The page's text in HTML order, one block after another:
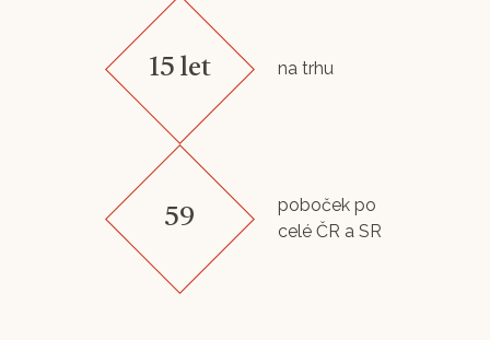
15 let na trhu
59
poboček po
celé ČR a SR